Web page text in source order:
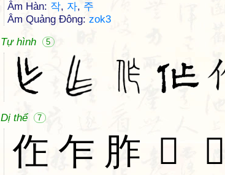
Âm Hàn: 작, 자, 주
Âm Quảng Đông: zok3
Tự hình
5
Dị thể 7
㑅 乍 胙 𠆯 𠈨